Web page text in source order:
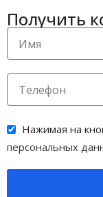
УФ-печать
Получить
Нажимая на
персональных